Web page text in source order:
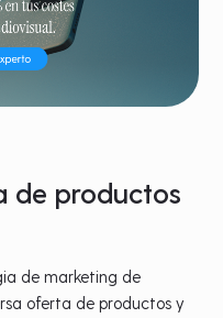
de productos
de marketing de
oferta de productos y